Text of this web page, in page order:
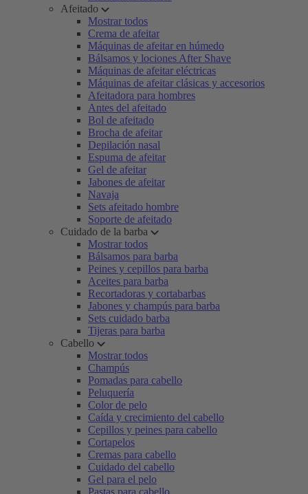
Afeitado
Mostrar todos
Crema de afeitar
Máquinas de afeitar en húmedo
Bálsamos y lociones After Shave
Máquinas de afeitar eléctricas
Máquinas de afeitar clásicas y accesorios
Afeitadora para hombres
Antes del afeitado
Bol de afeitado
Brocha de afeitar
Depilación nasal
Espuma de afeitar
Gel de afeitar
Jabones de afeitar
Navaja
Sets afeitado hombre
Soporte de afeitado
Cuidado de la barba
Mostrar todos
Bálsamos para barba
Peines y cepillos para barba
Aceites para barba
Recortadoras y cortabarbas
Jabones y champús para barba
Sets cuidado barba
Tijeras para barba
Cabello
Mostrar todos
Champús
Pomadas para cabello
Peluquería
Color de pelo
Caída y crecimiento del cabello
Cepillos y peines para cabello
Cortapelos
Cremas para cabello
Cuidado del cabello
Gel para el pelo
Pastas para cabello